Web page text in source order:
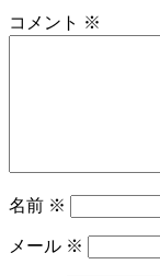
コメント ※
名前 ※
メール ※